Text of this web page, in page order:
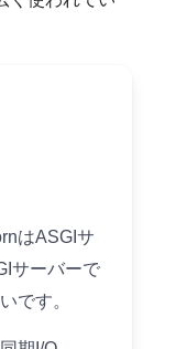
はASGIサ
サーバーで
です。